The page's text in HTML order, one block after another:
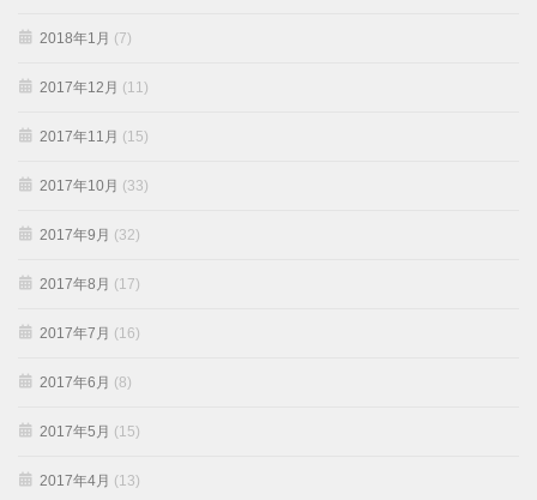
2018年1月 (7)
2017年12月 (11)
2017年11月 (15)
2017年10月 (33)
2017年9月 (32)
2017年8月 (17)
2017年7月 (16)
2017年6月 (8)
2017年5月 (15)
2017年4月 (13)